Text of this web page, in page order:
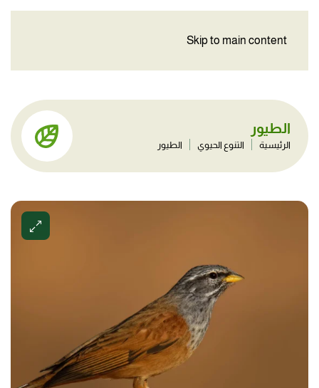
Skip to main content
الطيور
الرئيسية التنوع الحيوي الطيور